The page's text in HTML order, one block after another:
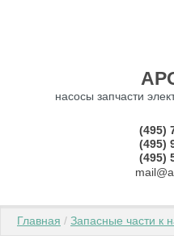
насосы запчасти
(495)
(495)
(495)
Главная / Запасные части к